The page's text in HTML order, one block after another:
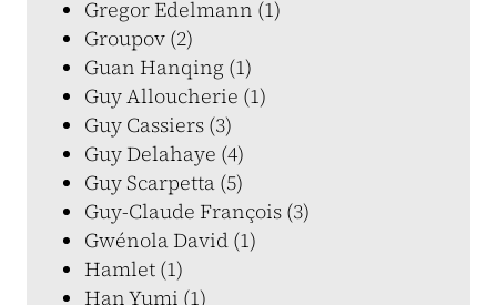
Gregor Edelmann (1)
Groupov (2)
Guan Hanqing (1)
Guy Alloucherie (1)
Guy Cassiers (3)
Guy Delahaye (4)
Guy Scarpetta (5)
Guy-Claude François (3)
Gwénola David (1)
Hamlet (1)
Han Yumi (1)